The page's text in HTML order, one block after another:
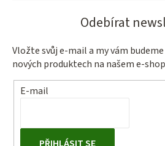
Odebírat
Vložte svůj e-mail a my vám
nových produktech na našem e-
E-mail